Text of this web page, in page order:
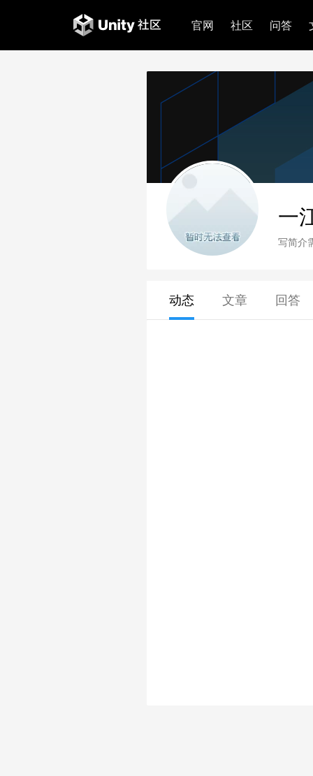
官网 社区 问答
一
写简介
动态 文章 回答